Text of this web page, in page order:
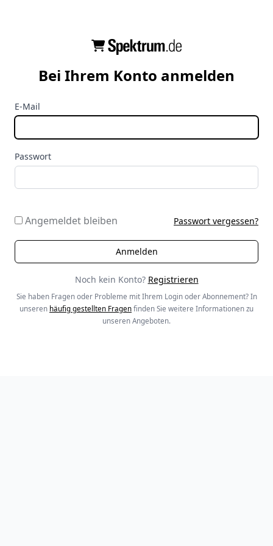
Bei Ihrem Konto anmelden
E-Mail
Passwort
Angemeldet bleiben Passwort vergessen?
Noch kein Konto? Registrieren
Sie haben Fragen oder Probleme mit Ihrem Login oder Abonnement? In
unseren häufig gestellten Fragen finden Sie weitere Informationen zu
unseren Angeboten.